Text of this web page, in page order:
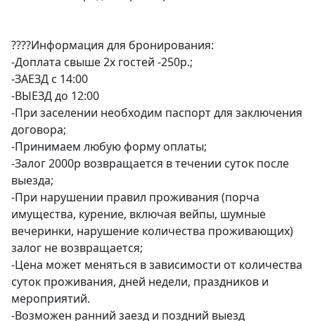
????Информация для бронирования:
-Доплата свыше 2х гостей -250р.;
-ЗАЕЗД с 14:00
-ВЫЕЗД до 12:00
-При заселении необходим паспорт для заключения
договора;
-Принимаем любую форму оплаты;
-Залог 2000р возвращается в течении суток после
выезда;
-При нарушении правил проживания (порча
имущества, курение, включая вейпы, шумные
вечеринки, нарушение количества проживающих)
залог не возвращается;
-Цена может меняться в зависимости от количества
суток проживания, дней недели, праздников и
мероприятий.
-Возможен ранний заезд и поздний выезд